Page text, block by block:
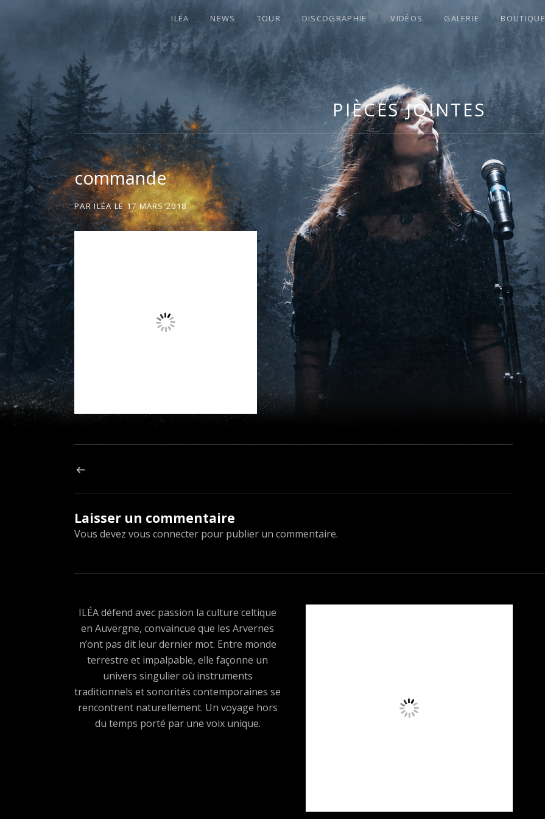
I
L
É
A
LA PLUS CELTIQUE DES AUVERGNATES !
ILÉA NEWS TOUR DISCOGRAPHIE VIDÉOS GALERIE BOUTIQUE
PIÈCES JOINTES
commande
PARILÉA LE 17 MARS 2018
Navigation de l’article
Laisser un commentaire
Vous devez vous connecter pour publier un commentaire.
ILÉA défend avec passion la culture celtique
en Auvergne, convaincue que les Arvernes
n’ont pas dit leur dernier mot. Entre monde
terrestre et impalpable, elle façonne un
univers singulier où instruments
traditionnels et sonorités contemporaines se
rencontrent naturellement. Un voyage hors
du temps porté par une voix unique.